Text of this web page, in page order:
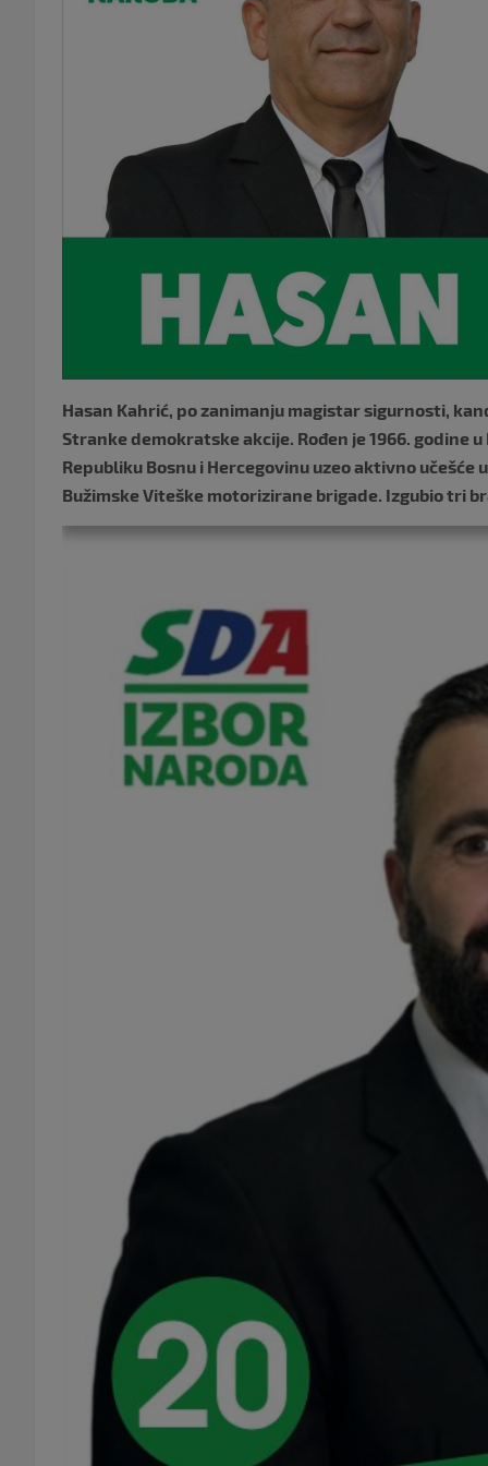
Hasan Kahrić, po zanimanju magistar sigurnosti,
Stranke demokratske akcije. Rođen je 1966. godine
Republiku Bosnu i Hercegovinu uzeo aktivno
Bužimske Viteške motorizirane brigade. Izgubio tri